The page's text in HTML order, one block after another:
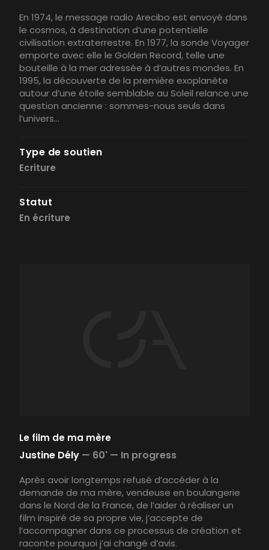
En 1974, le message radio Arecibo est envoyé dans
le cosmos, à destination d’une potentielle
civilisation extraterrestre. En 1977, la sonde Voyager
emporte avec elle le Golden Record, telle une
bouteille à la mer adressée à d’autres mondes. En
1995, la découverte de la première exoplanète
autour d’une étoile semblable au Soleil relance une
question ancienne : sommes-nous seuls dans
l’univers...
Type de soutien
Ecriture
Statut
En écriture
Le film de ma mère
Justine Dély — 60' — In progress
Après avoir longtemps refusé d’accéder à la
demande de ma mère, vendeuse en boulangerie
dans le Nord de la France, de l’aider à réaliser un
film inspiré de sa propre vie, j’accepte de
l’accompagner dans ce processus de création et
raconte pourquoi j’ai changé d’avis.